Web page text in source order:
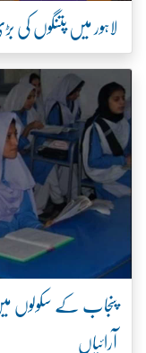
لاہور میں پتنگوں
پنجاب کے سکولوں
آرائیاں